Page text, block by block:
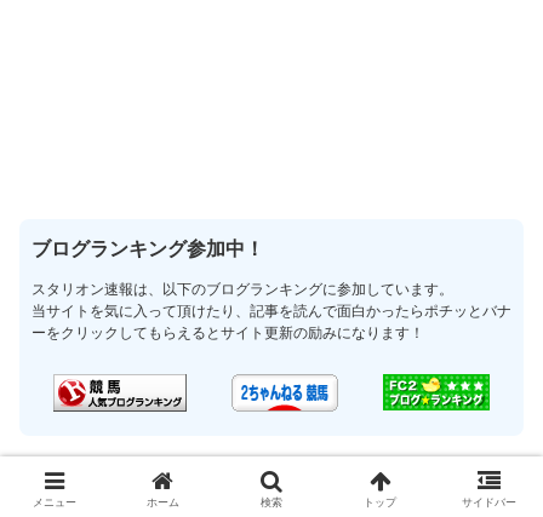
ブログランキング参加中！
スタリオン速報は、以下のブログランキングに参加しています。
当サイトを気に入って頂けたり、記事を読んで面白かったらポチッとバナ
ーをクリックしてもらえるとサイト更新の励みになります！
競走馬 オークス スイートピーS ディープジュエリー
メニュー ホーム 検索 トップ サイドバー